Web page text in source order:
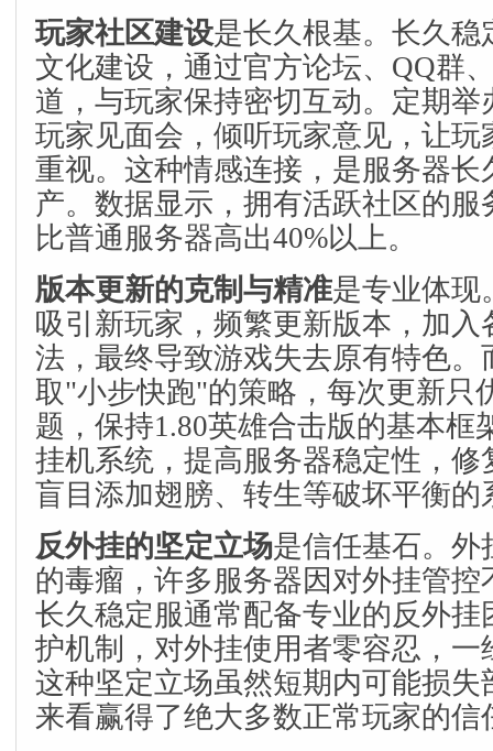
玩家社区建设是长久根基。长久稳
文化建设，通过官方论坛、QQ群
道，与玩家保持密切互动。定期举
玩家见面会，倾听玩家意见，让玩
重视。这种情感连接，是服务器长
产。数据显示，拥有活跃社区的
比普通服务器高出40%以上。
版本更新的克制与精准是专业体现
吸引新玩家，频繁更新版本，加入
法，最终导致游戏失去原有特色。
取"小步快跑"的策略，每次更新只
题，保持1.80英雄合击版的基本框
挂机系统，提高服务器稳定性，修
盲目添加翅膀、转生等破坏平衡的
反外挂的坚定立场是信任基石。外
的毒瘤，许多服务器因对外挂管控
长久稳定服通常配备专业的反外挂
护机制，对外挂使用者零容忍，一
这种坚定立场虽然短期内可能损失
来看赢得了绝大多数正常玩家的信